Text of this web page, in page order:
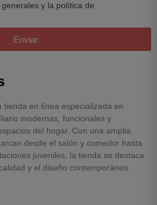
tienda en línea especializada en
modernas, funcionales y
del hogar. Con una amplia
desde el salón y comedor hasta
juveniles, la tienda se destaca
y el diseño contemporáneo.
y la política de
Enviar